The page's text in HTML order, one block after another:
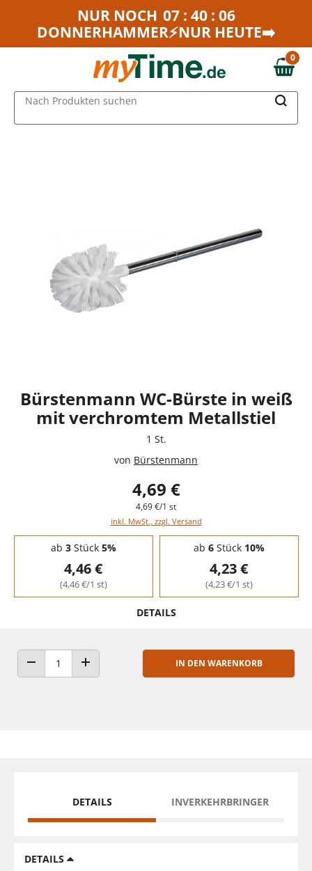
Zum Hauptinhalt springen
Zur Navigation springen
NUR NOCH 07 : 40 : 06
DONNERHAMMER⚡NUR HEUTE➡️
0,00 €
0
Nach Produkten suchen
Bürstenmann WC-Bürste in weiß
mit verchromtem Metallstiel
1 St.
von Bürstenmann
4,69 €
4,69 €/1 st
inkl. MwSt., zzgl. Versand
Staffelpreise - Mengenrabatt
ab 3Stück 5%
4,46 €
(4,46 €/1 st)
ab 6Stück 10%
4,23 €
(4,23 €/1 st)
DETAILS
ANZAHL VERRINGERNANZAHL ERHÖHEN
IN DEN WARENKORB
DETAILS INVERKEHRBRINGER
DETAILS